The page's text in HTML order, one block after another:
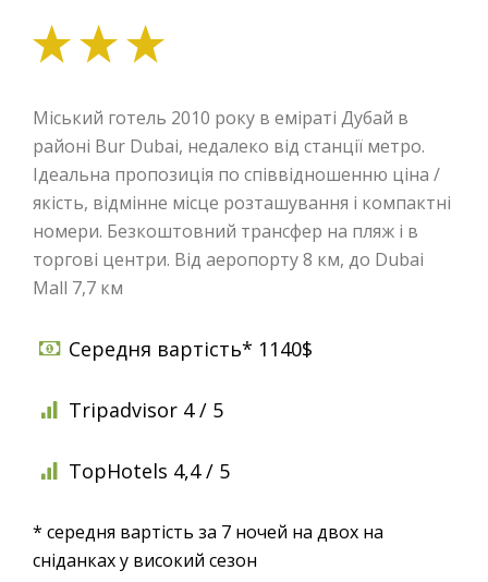
Міський готель 2010 року в еміраті Дубай в
районі Bur Dubai, недалеко від станції метро.
Ідеальна пропозиція по співвідношенню ціна /
якість, відмінне місце розташування і компактні
номери. Безкоштовний трансфер на пляж і в
торгові центри. Від аеропорту 8 км, до Dubai
Mall 7,7 км
Середня вартість* 1140$
Tripadvisor 4 / 5
TopHotels 4,4 / 5
* середня вартість за 7 ночей на двох на
сніданках у високий сезон